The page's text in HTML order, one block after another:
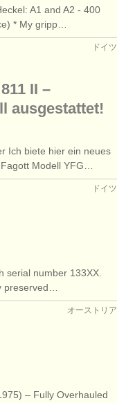
A1 and A2 - 400
* My gripp…
ドイツ
II –
ausgestattet!
Ich biete hier ein neues
Modell YFG…
ドイツ
serial number 133XX.
preserved…
オーストリア
– Fully Overhauled